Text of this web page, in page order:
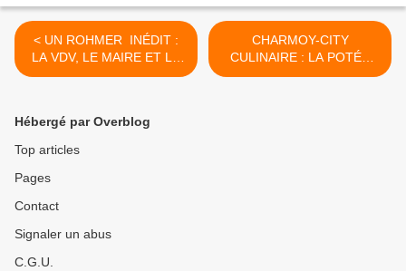
< UN ROHMER INÉDIT :
LA VDV, LE MAIRE ET LA
MÉDIATHÈQUE - du 22
CHARMOY-CITY
CULINAIRE : LA POTÉE
AUX CHOUX-NAVETS DU
Hébergé par Overblog
Top articles
Pages
Contact
Signaler un abus
C.G.U.